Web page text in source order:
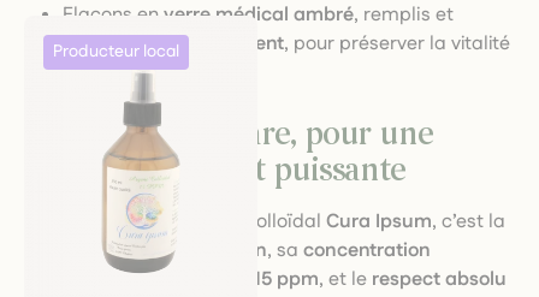
Flacons enverre médical ambré, remplis et
étiquetésmanuellement, pour préserver la vitalité
du produit.
💎 Une qualité rare, pour une
solution douce et puissante
Ce qui distingue l’argent colloïdal Cura Ipsum, c’est la
précision de sa fabrication, sa concentration
parfaitement contrôlée à 15 ppm, et le respect absolu